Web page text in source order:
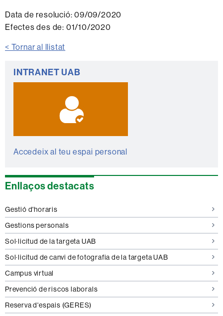
Data de resolució:09/09/2020
Efectes des de: 01/10/2020
< Tornar al llistat
Informació
complementària
INTRANET UAB
Accedeix al teu espai personal
Enllaços destacats
Gestió d'horaris
Gestions personals
Sol·licitud de la targeta UAB
Sol·licitud de canvi de fotografia de la targeta UAB
Campus virtual
Prevenció de riscos laborals
Reserva d'espais (GERES)